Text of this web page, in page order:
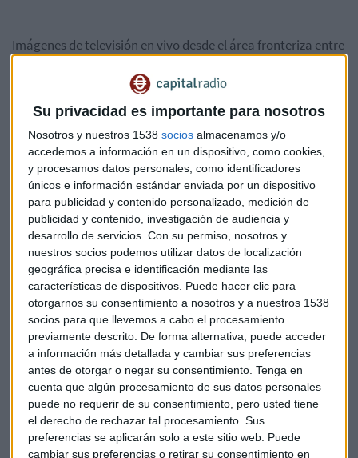
Su privacidad es importante para nosotros
Nosotros y nuestros 1538 socios almacenamos y/o
accedemos a información en un dispositivo, como cookies,
y procesamos datos personales, como identificadores
únicos e información estándar enviada por un dispositivo
para publicidad y contenido personalizado, medición de
publicidad y contenido, investigación de audiencia y
desarrollo de servicios. Con su permiso, nosotros y
nuestros socios podemos utilizar datos de localización
geográfica precisa e identificación mediante las
características de dispositivos. Puede hacer clic para
otorgarnos su consentimiento a nosotros y a nuestros 1538
socios para que llevemos a cabo el procesamiento
previamente descrito. De forma alternativa, puede acceder
a información más detallada y cambiar sus preferencias
antes de otorgar o negar su consentimiento. Tenga en
cuenta que algún procesamiento de sus datos personales
puede no requerir de su consentimiento, pero usted tiene
el derecho de rechazar tal procesamiento. Sus
preferencias se aplicarán solo a este sitio web. Puede
cambiar sus preferencias o retirar su consentimiento en
Imágenes de televisión en vivo desde el área fronteriza entre
el Líbano y Siria mostraron a los cautivos libaneses en
vehículos acompañados por hombres armados con rifles de
asalto y agitando la bandera del Frente Nusra antes de ser
entregados a la Cruz Roja.
También fueron liberados 13 islamistas que estaban en
cárceles libanesas, incluyendo a Saja al-Dulaimi, ex esposa
de Baghdadi. La mujer apareció en televisión cubierta
completamente, junto a sus tres hijos, que estaban con ella
en prisión.
Combatientes del Frente Nusra aparecieron abrazando y
besando a los hijos de Dulaimi, quien fue arrestada por las
autoridades libanesas hace un año. En declaraciones a Al
Jazeera, dijo que quería volver a Beirut y posteriormente
viajar a Turquía.
"Logramos un acuerdo completo con Nusra. Recibimos a